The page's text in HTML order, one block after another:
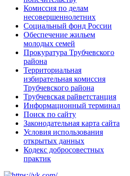
Комиссия по делам
несовершеннолетних
Социальный фонд России
Обеспечение жильем
молодых семей
Прокуратура Трубчевского
района
Территориальная
избирательная комиссия
Трубчевского района
Трубчевская райветстанция
Информационный терминал
Поиск по сайту
Законодательная карта сайта
Условия использования
открытых данных
Кодекс добросовестных
практик